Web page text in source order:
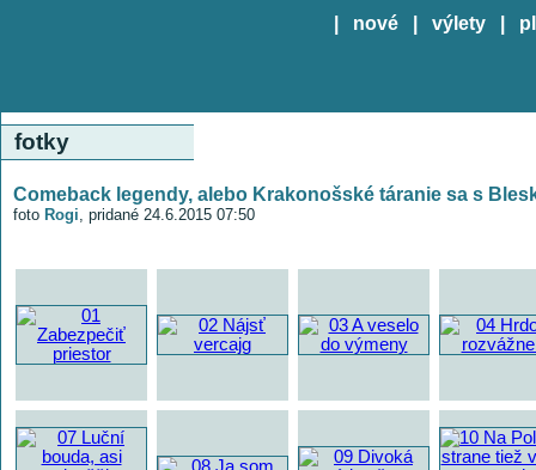
nové výlety
fotky
Comeback legendy, alebo Krakonošské táranie sa s
foto Rogi, pridané 24.6.2015 07:50